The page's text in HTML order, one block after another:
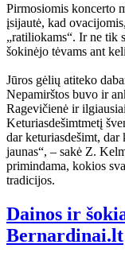
Pirmosiomis koncerto
įsijautė, kad
„ratiliokams“. Ir ne tik
šokinėjo tėvams ant
Jūros gėlių atiteko
Nepamirštos buvo ir
Ragevičienė ir
Keturiasdešimtmetį
dar keturiasdešimt,
jaunas“, – sakė Z.
primindama, kokios
tradicijos.
Dainos ir
Bernardinai.lt